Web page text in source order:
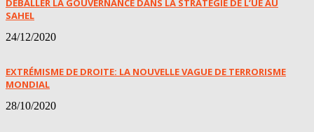
DÉBALLER LA GOUVERNANCE DANS LA STRATÉGIE DE L’UE AU
SAHEL
24/12/2020
EXTRÉMISME DE DROITE: LA NOUVELLE VAGUE DE TERRORISME
MONDIAL
28/10/2020